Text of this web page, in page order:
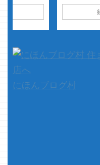
でゲームを
マノジョー
れなりに上
ろうと自覚
がに住み始
やってます
を上げたく
・・・前回
てみたら意
にほんブログ村